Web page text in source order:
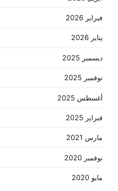
فبراير 2026
يناير 2026
ديسمبر 2025
نوفمبر 2025
أغسطس 2025
فبراير 2025
مارس 2021
نوفمبر 2020
مايو 2020